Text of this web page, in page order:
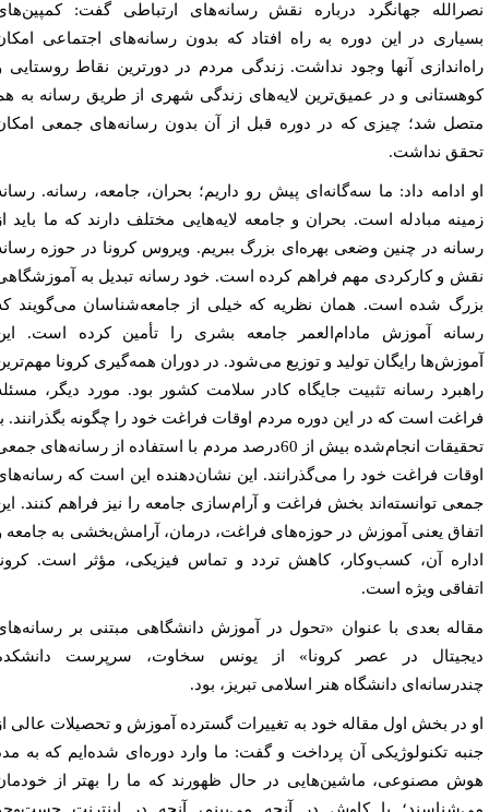
جهانگرد درباره نقش رسانه‌های ارتباطی گفت: کمپین‌های
در این دوره به راه افتاد که بدون رسانه‌های اجتماعی امکان
آنها وجود نداشت. زندگی مردم در دورترین نقاط روستایی و
و در عمیق‌ترین لایه‌های زندگی شهری از طریق رسانه‌ به هم
شد؛ چیزی که در دوره قبل از آن بدون رسانه‌های جمعی امکان
نداشت.
ادامه داد: ما سه‌گانه‌ای پیش رو داریم؛ بحران، جامعه، رسانه. رسانه
مبادله است. بحران و جامعه لایه‌هایی مختلف دارند که ما باید از
در چنین وضعی بهره‌ای بزرگ ببریم. ویروس کرونا در حوزه رسانه
و کارکردی مهم فراهم کرده است. خود رسانه تبدیل به آموزشگاهی
شده است. همان نظریه که خیلی از جامعه‌شناسان می‌گویند که
آموزش مادام‌العمر جامعه بشری را تأمین کرده است. این
رایگان تولید و توزیع می‌شود. در دوران همه‌گیری کرونا مهم‌ترین
رسانه تثبیت جایگاه کادر سلامت کشور بود. مورد دیگر، مسئله
است که در این دوره مردم اوقات فراغت خود را چگونه بگذرانند. با
تحقیقات انجام‌شده بیش از 60درصد مردم با استفاده از رسانه‌های جمعی
فراغت خود را می‌گذرانند. این نشان‌دهنده این است که رسانه‌های
توانسته‌اند بخش فراغت و آرام‌سازی جامعه را نیز فراهم کنند. این
یعنی آموزش در حوزه‌های فراغت، درمان، آرامش‌بخشی به جامعه و
آن، کسب‌وکار، کاهش تردد و تماس فیزیکی، مؤثر است. کرونا
ویژه است.
بعدی با عنوان «تحول در آموزش دانشگاهی مبتنی بر رسانه‌های
در عصر کرونا» از یونس سخاوت، سرپرست دانشکده
دانشگاه هنر اسلامی تبریز، بود.
در بخش اول مقاله خود به تغییرات گسترده آموزش و تحصیلات عالی از
تکنولوژیکی آن پرداخت و گفت: ما وارد دوره‌ای شده‌ایم که به مدد
مصنوعی، ماشین‌هایی در حال ظهورند که ما را بهتر از خودمان